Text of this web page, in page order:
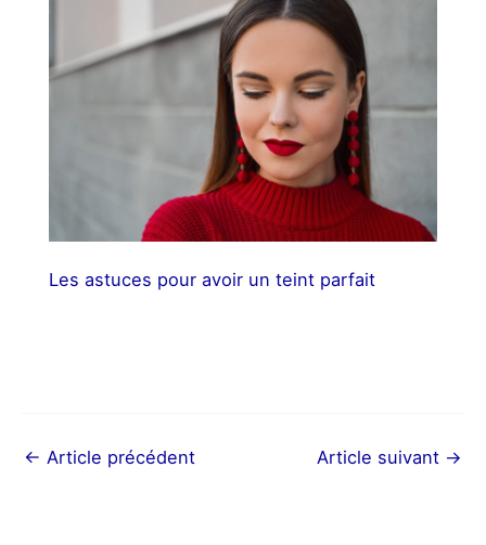
Les astuces pour avoir un teint parfait
← Article précédent Article suivant →